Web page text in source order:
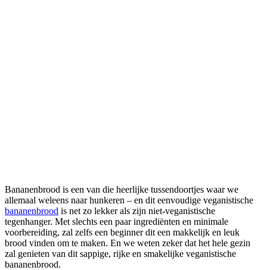
Bananenbrood is een van die heerlijke tussendoortjes waar we
allemaal weleens naar hunkeren – en dit eenvoudige veganistische
bananenbrood is net zo lekker als zijn niet-veganistische
tegenhanger. Met slechts een paar ingrediënten en minimale
voorbereiding, zal zelfs een beginner dit een makkelijk en leuk
brood vinden om te maken. En we weten zeker dat het hele gezin
zal genieten van dit sappige, rijke en smakelijke veganistische
bananenbrood.